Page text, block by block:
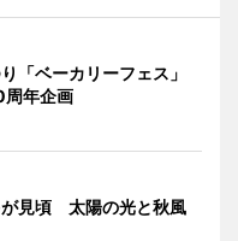
「ベーカリーフェス」
年企画
が見頃 太陽の光と秋風